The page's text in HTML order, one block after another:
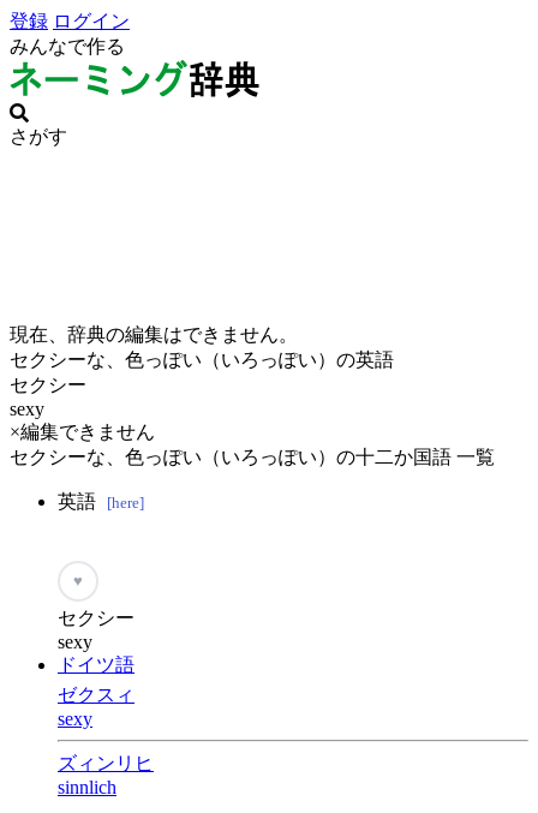
登録 ログイン
みんなで作る
さがす
現在、辞典の編集はできません。
セクシーな、色っぽい（いろっぽい）の英語
セクシー
sexy
×編集できません
セクシーな、色っぽい（いろっぽい）の十二か国語 一覧
英語 [here]
♥
セクシー
sexy
ドイツ語
ゼクスィ
sexy
ズィンリヒ
sinnlich